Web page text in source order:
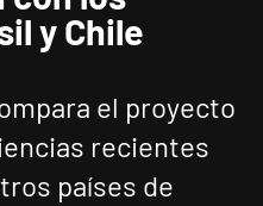
y Chile
el proyecto
recientes
países de